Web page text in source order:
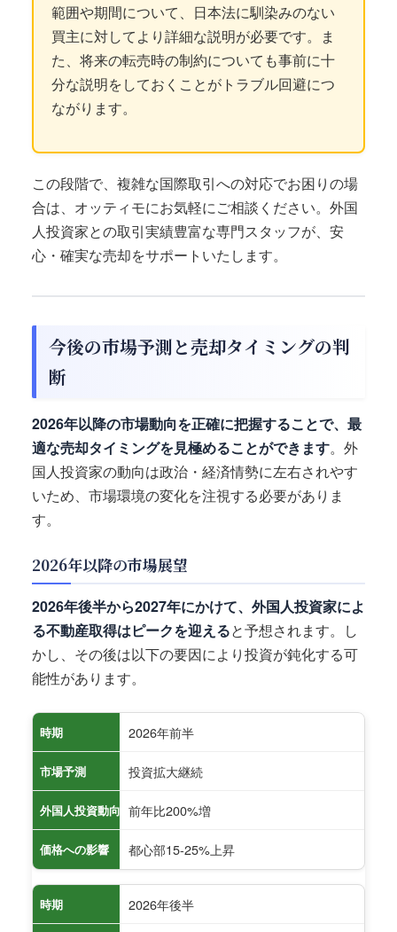
範囲や期間について、日本法に馴染みのない
買主に対してより詳細な説明が必要です。ま
た、将来の転売時の制約についても事前に十
分な説明をしておくことがトラブル回避につ
ながります。
この段階で、複雑な国際取引への対応でお困りの場
合は、オッティモにお気軽にご相談ください。外国
人投資家との取引実績豊富な専門スタッフが、安
心・確実な売却をサポートいたします。
今後の市場予測と売却タイミングの判
断
2026年以降の市場動向を正確に把握することで、最
適な売却タイミングを見極めることができます。外
国人投資家の動向は政治・経済情勢に左右されやす
いため、市場環境の変化を注視する必要がありま
す。
2026年以降の市場展望
2026年後半から2027年にかけて、外国人投資家によ
る不動産取得はピークを迎えると予想されます。し
かし、その後は以下の要因により投資が鈍化する可
能性があります。
時期 2026年前半
市場予測 投資拡大継続
外国人投資動向 前年比200%増
価格への影響 都心部15-25%上昇
時期 2026年後半